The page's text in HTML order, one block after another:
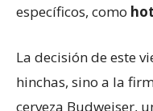
específicos, como
La decisión de este
hinchas, sino a la
cerveza Budweiser,